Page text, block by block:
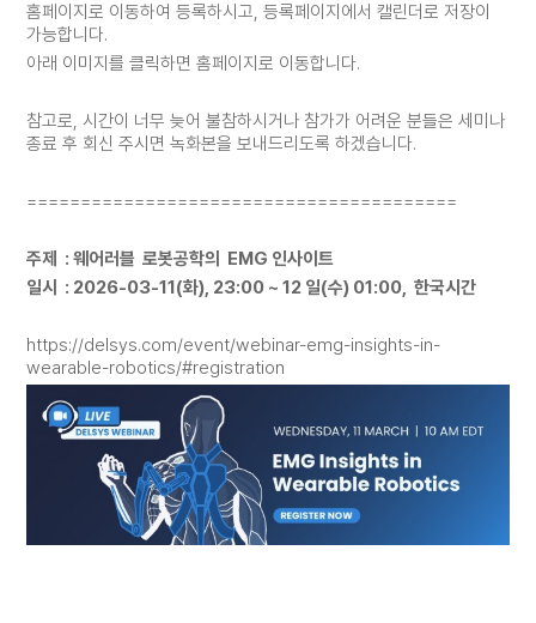
홈페이지로 이동하여 등록하시고, 등록페이지에서 캘린더로 저장이
가능합니다.
아래 이미지를 클릭하면 홈페이지로 이동합니다.
참고로, 시간이 너무 늦어 불참하시거나 참가가 어려운 분들은 세미나
종료 후 회신 주시면 녹화본을 보내드리도록 하겠습니다.
========================================
주제 : 웨어러블 로봇공학의 EMG 인사이트
일시 : 2026-03-11(화), 23:00 ~ 12 일(수) 01:00, 한국시간
https://delsys.com/event/webinar-emg-insights-in-
wearable-robotics/#registration